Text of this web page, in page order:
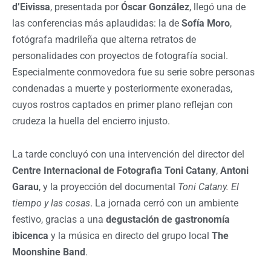
d’Eivissa, presentada porÓscar González, llegó una de
las conferencias más aplaudidas: la de Sofía Moro,
fotógrafa madrileña que alterna retratos de
personalidades con proyectos de fotografía social.
Especialmente conmovedora fue su serie sobre personas
condenadas a muerte y posteriormente exoneradas,
cuyos rostros captados en primer plano reflejan con
crudeza la huella del encierro injusto.
La tarde concluyó con una intervención del director del
Centre Internacional de Fotografia Toni Catany, Antoni
Garau, y la proyección del documental Toni Catany. El
tiempo y las cosas. La jornada cerró con un ambiente
festivo, gracias a una degustación de gastronomía
ibicenca y la música en directo del grupo local The
Moonshine Band.